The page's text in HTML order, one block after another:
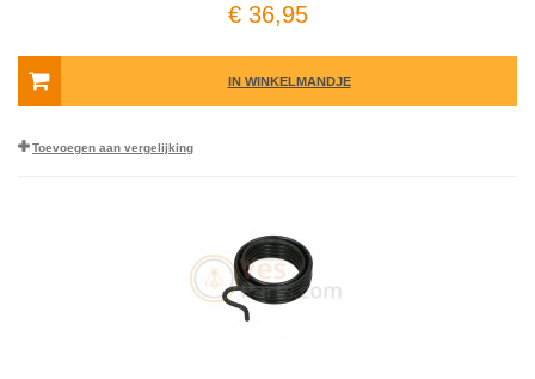
€ 36,95
IN WINKELMANDJE
Toevoegen aan vergelijking